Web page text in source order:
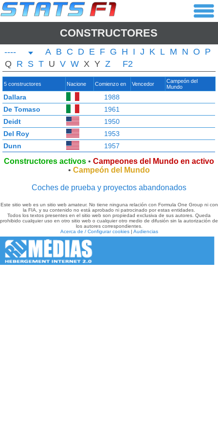
CONSTRUCTORES
---- A B C D E F G H I J K L M N O P
Q R S T U V W X Y Z F2
5 constructores Nacione Comienzo en Vencedor
Campeón del
Mundo
Dallara
1988
De Tomaso
1961
Deidt
1950
Del Roy
1953
Dunn
1957
Constructores activos • Campeones del Mundo en activo
• Campeón del Mundo
Coches de prueba y proyectos abandonados
Este sitio web es un sitio web amateur. No tiene ninguna relación con Formula One Group ni con
la FIA, y su contenido no está aprobado ni patrocinado por estas entidades.
Todos los textos presentes en el sitio web son propiedad exclusiva de sus autores. Queda
prohibido cualquier uso en otro sitio web o cualquier otro medio de difusión sin la autorización de
los autores correspondientes.
Acerca de / Configurar cookies| Audiencias